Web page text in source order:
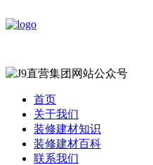
首页
关于我们
装修建材知识
装修建材百科
联系我们